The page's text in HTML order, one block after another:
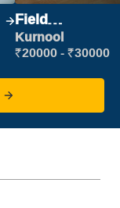
Field
Marketing
Executive
Kurnool
₹20000 - ₹30000